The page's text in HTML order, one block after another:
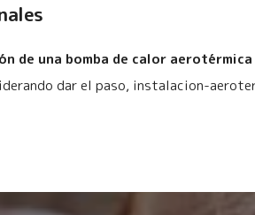
de una bomba de calor aerotérmica
dar el paso, instalacion-